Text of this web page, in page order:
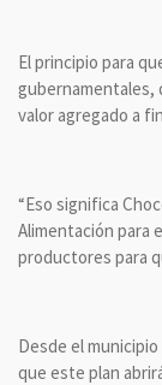
El principio para
gubernamentales,
valor agregado a
“Eso significa
Alimentación para
productores para
Desde el
que este plan